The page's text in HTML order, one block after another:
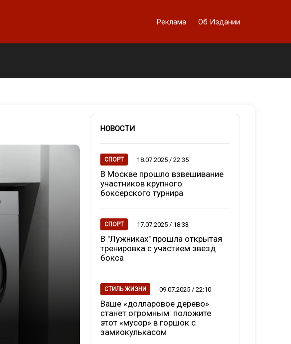
Реклама Об Издании
НОВОСТИ
СПОРТ 18.07.2025 / 22:35
В Москве прошло взвешивание
участников крупного
боксерского турнира
СПОРТ 17.07.2025 / 18:33
В "Лужниках" прошла открытая
тренировка с участием звезд
бокса
СТИЛЬ ЖИЗНИ 09.07.2025 / 22:10
Ваше «долларовое дерево»
станет огромным: положите
этот «мусор» в горшок с
замиокулькасом